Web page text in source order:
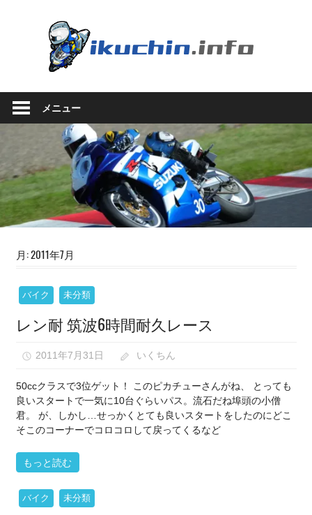
ち
ん
ち
ロ
グ
（モ
ト
ロ
は
い）
メニュー
月:2011年7月
バイク 未分類
レン耐 筑波6時間耐久レース
2011年7月31日 いくちん
50ccクラスで3位ゲット！ このピカチューさんがね、 とっても
良いスタートで一気に10台ぐらいパス。流石だね埠頭の小僧
君。 が、しかし…せっかくとても良いスタートをしたのにどこ
そこのコーナーでコロコロして戻ってくるなど
もっと読む
バイク 未分類